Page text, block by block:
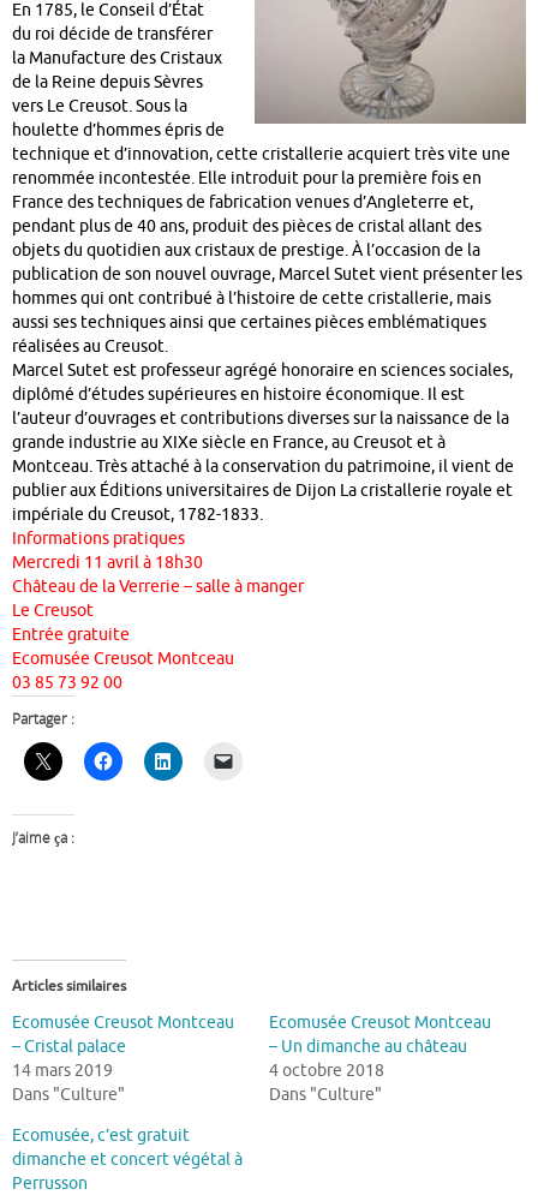
En 1785, le Conseil d’État
du roi décide de transférer
la Manufacture des Cristaux
de la Reine depuis Sèvres
vers Le Creusot. Sous la
houlette d’hommes épris de
technique et d’innovation, cette cristallerie acquiert très vite une
renommée incontestée. Elle introduit pour la première fois en
France des techniques de fabrication venues d’Angleterre et,
pendant plus de 40 ans, produit des pièces de cristal allant des
objets du quotidien aux cristaux de prestige. À l’occasion de la
publication de son nouvel ouvrage, Marcel Sutet vient présenter les
hommes qui ont contribué à l’histoire de cette cristallerie, mais
aussi ses techniques ainsi que certaines pièces emblématiques
réalisées au Creusot.
Marcel Sutet est professeur agrégé honoraire en sciences sociales,
diplômé d’études supérieures en histoire économique. Il est
l’auteur d’ouvrages et contributions diverses sur la naissance de la
grande industrie au XIXe siècle en France, au Creusot et à
Montceau. Très attaché à la conservation du patrimoine, il vient de
publier aux Éditions universitaires de Dijon La cristallerie royale et
impériale du Creusot, 1782-1833.
Informations pratiques
Mercredi 11 avril à 18h30
Château de la Verrerie – salle à manger
Le Creusot
Entrée gratuite
Ecomusée Creusot Montceau
03 85 73 92 00
Partager :
J’aime ça :
Articles similaires
Ecomusée Creusot Montceau
– Cristal palace
14 mars 2019
Dans "Culture"
Ecomusée Creusot Montceau
– Un dimanche au château
4 octobre 2018
Dans "Culture"
Ecomusée, c’est gratuit
dimanche et concert végétal à
Perrusson